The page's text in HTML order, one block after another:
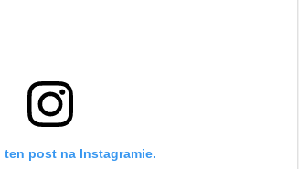
ten post na Instagramie.